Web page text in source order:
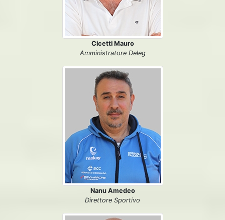
Cicetti Mauro
Amministratore Deleg
Nanu Amedeo
Direttore Sportivo